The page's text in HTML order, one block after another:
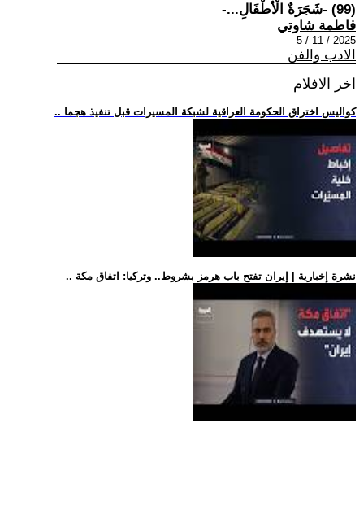
(99) -شَجَرَةٌ الْأَطْفَالِ...-
فاطمة شاوتي
2025 / 11 / 5
الادب والفن
اخر الافلام
.. كواليس اختراق الحكومة العراقية لشبكة المسيرات قبل تنفيذ هجما
.. نشرة إخبارية | إيران تفتح باب هرمز بشروط.. وتركيا: اتفاق مكة